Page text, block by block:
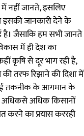
नहीं जानते, इसलिए
इसकी जानकारी देने के
जैसाकि हम सभी जानते
में ही देश का
कृषि से दूर भाग रही है,
तरफ रिझाने की दिशा में
नई तकनीक के आगमान के
अधिकसे अधिक किसानों
करने का प्रयास कररही